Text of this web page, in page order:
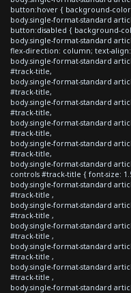
button:hover { background-
body.single-format-standard
button:disabled { background-
body.single-format-standard
flex-direction: column; text-
body.single-format-standard
#track-title,
body.single-format-standard
#track-title,
body.single-format-standard
#track-title,
body.single-format-standard
#track-title,
body.single-format-standard
#track-title,
body.single-format-standard
controls #track-title { font-size:
body.single-format-standard
#track-title ,
body.single-format-standard
#track-title ,
body.single-format-standard
#track-title ,
body.single-format-standard
#track-title ,
body.single-format-standard
#track-title ,
body.single-format-standard